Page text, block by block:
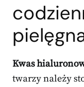
Kwas
twarzy należy